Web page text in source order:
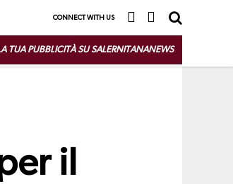
CONNECT WITH US
TUA PUBBLICITÀ SU SALERNITANANEWS
il